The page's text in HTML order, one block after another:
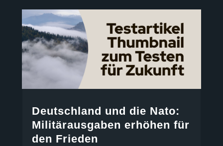
Deutschland und die Nato:
Militär­ausgaben erhöhen für
den Frieden